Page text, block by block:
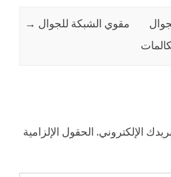
مقوي الشبكة للجوال →
الإلكتروني. الحقول الإلزامية